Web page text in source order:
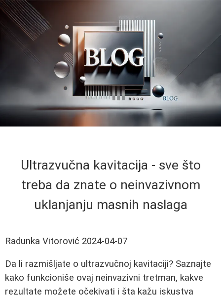
Ultrazvučna kavitacija - sve što
treba da znate o neinvazivnom
uklanjanju masnih naslaga
Radunka Vitorović 2024-04-07
Da li razmišljate o ultrazvučnoj kavitaciji? Saznajte
kako funkcioniše ovaj neinvazivni tretman, kakve
rezultate možete očekivati i šta kažu iskustva